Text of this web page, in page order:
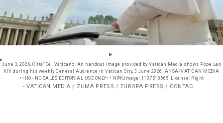
June 3, 2026, Citta' Del Vaticano: An handout image provided by Vatican Media shows Pope Leo
XIV during his weekly General Audience in Vatican City, 3 June 2026. ANSA/VATICAN MEDIA
++HO - NO SALES EDITORIAL USE ONLY++ NPK,Image: 1107518565, License: Right
- VATICAN MEDIA / ZUMA PRESS / EUROPA PRESS / CONTAC